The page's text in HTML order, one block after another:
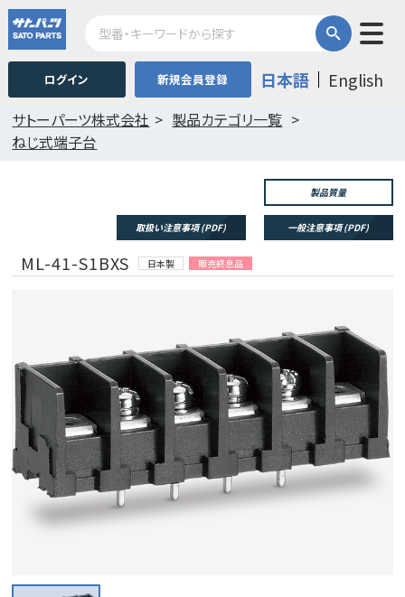
ログイン 新規会員登録 日本語 English
サトーパーツ株式会社
製品カテゴリ一覧
ねじ式端子台
製品質量
取扱い注意事項 (PDF) 一般注意事項 (PDF)
ML-41-S1BXS 日本製 販売終息品